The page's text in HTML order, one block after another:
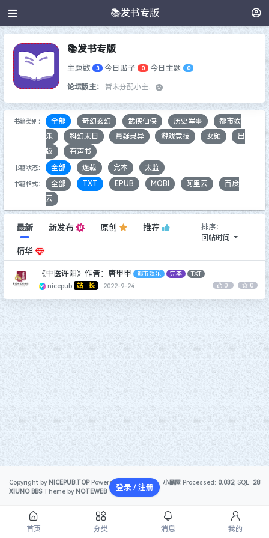
📚发书专版
📚发书专版
主题数 3 今日贴子 0 今日主题 0
论坛版主： 暂未分配小主...
书籍类别： 全部 奇幻玄幻 武侠仙侠 历史军事
都市娱
乐
科幻末日 悬疑灵异 游戏竞技 女频
出
版
有声书
书籍状态： 全部 连载 完本 太监
书籍格式： 全部 TXT EPUB MOBI 阿里云
百度
云
最新 新发布 原创 推荐
精华
排序：
回帖时间
《中医许阳》作者：唐甲甲 都市娱乐 完本 TXT
nicepub 2022-9-24 0 0
Copyright by NICEPUB.TOPPowered by
XIUNO BBS Theme by NOTEWEB
小黑屋 Processed: 0.032, SQL: 28
首页 分类 消息 我的
登录 / 注册